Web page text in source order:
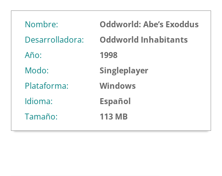
Nombre:
Oddworld: Abe’s Exoddus
Desarrolladora:
Oddworld Inhabitants
Año:
1998
Modo:
Singleplayer
Plataforma:
Windows
Idioma:
Español
Tamaño:
113 MB